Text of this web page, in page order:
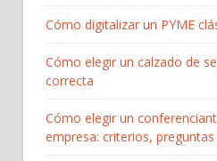
Cómo digitalizar un PYME
Cómo elegir un calzado de
correcta
Cómo elegir un
empresa: criterios,